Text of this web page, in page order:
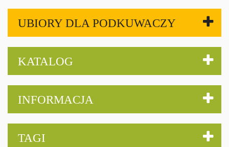
UBIORY DLA PODKUWACZY
KATALOG
INFORMACJA
TAGI